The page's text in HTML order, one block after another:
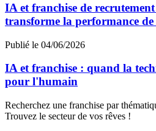
IA et franchise de
transforme la performance de
Publié le 04/06/2026
IA et franchise : quand la
pour l'humain
Recherchez une franchise par
Trouvez le secteur de vos rêves !